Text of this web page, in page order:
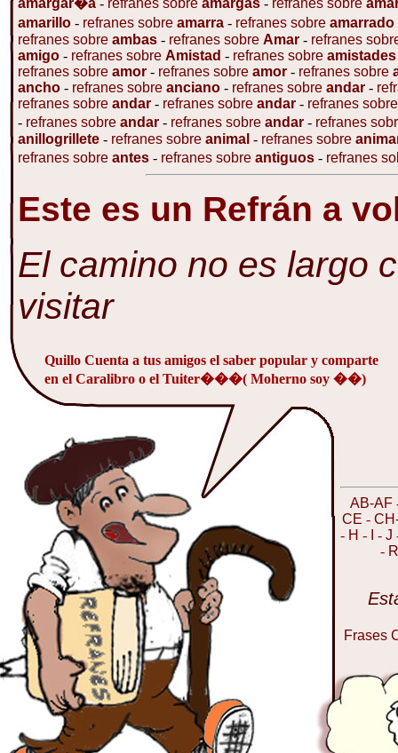
amargar�a - refranes sobre amargas - refranes sobre
amarillo - refranes sobre amarra - refranes sobre amarrado
refranes sobre ambas - refranes sobre Amar - refranes
amigo - refranes sobre Amistad - refranes sobre
refranes sobre amor - refranes sobre amor - refranes sobre
ancho - refranes sobre anciano - refranes sobre andar -
refranes sobre andar - refranes sobre andar - refranes
- refranes sobre andar - refranes sobre andar - refranes
anillogrillete - refranes sobre animal - refranes sobre
refranes sobre antes - refranes sobre antiguos - refranes
Este es un Refrán a
El camino no es largo
visitar
Quillo Cuenta a tus amigos el saber popular y comparte
en el Caralibro o el Tuiter���( Moherno soy ��)
AB-AF
CE -
- H - - J
-
Frases